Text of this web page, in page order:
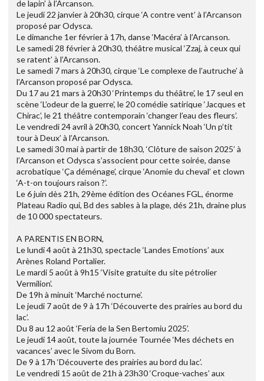
de lapin’ à l’Arcanson.
Le jeudi 22 janvier à 20h30, cirque ‘A contre vent’ à l’Arcanson
proposé par Odysca.
Le dimanche 1er février à 17h, danse ‘Macéra’ à l’Arcanson.
Le samedi 28 février à 20h30, théâtre musical ‘Zzaj, à ceux qui
se ratent’ à l’Arcanson.
Le samedi 7 mars à 20h30, cirque ‘Le complexe de l’autruche’ à
l’Arcanson proposé par Odysca.
Du 17 au 21 mars à 20h30 ‘Printemps du théâtre’, le 17 seul en
scène ‘L’odeur de la guerre’, le 20 comédie satirique ‘Jacques et
Chirac’, le 21 théâtre contemporain ‘changer l’eau des fleurs’.
Le vendredi 24 avril à 20h30, concert Yannick Noah ‘Un p’tit
tour à Deux’ à l’Arcanson.
Le samedi 30 mai à partir de 18h30, ‘Clôture de saison 2025’ à
l’Arcanson et Odysca s’associent pour cette soirée, danse
acrobatique ‘Ça déménage’, cirque ‘Anomie du cheval’ et clown
‘A-t-on toujours raison ?’.
Le 6 juin dès 21h, 29ème édition des Océanes FGL, énorme
Plateau Radio qui, Bd des sables à la plage, dés 21h, draine plus
de 10 000 spectateurs.
A PARENTIS EN BORN,
Le lundi 4 août à 21h30, spectacle ‘Landes Emotions’ aux
Arènes Roland Portalier.
Le mardi 5 août à 9h15 ‘Visite gratuite du site pétrolier
Vermilion’.
De 19h à minuit ‘Marché nocturne’.
Le jeudi 7 août de 9 à 17h ‘Découverte des prairies au bord du
lac’.
Du 8 au 12 août ‘Feria de la Sen Bertomiu 2025’.
Le jeudi 14 août, toute la journée Tournée ‘Mes déchets en
vacances’ avec le Sivom du Born.
De 9 à 17h ‘Découverte des prairies au bord du lac’.
Le vendredi 15 août de 21h à 23h30 ‘Croque-vaches’ aux